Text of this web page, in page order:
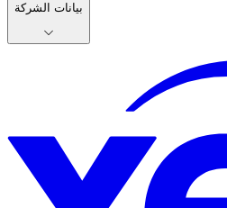
بيانات الشركة